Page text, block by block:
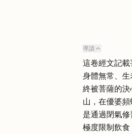
導讀
這卷經文記
身體無常、
終被菩薩的
山，在優婆
是通過閉氣
極度限制飲